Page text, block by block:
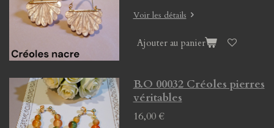
Voir les détails
Ajouter au panier
B.O 00032 Créoles pierres
véritables
16,00 €